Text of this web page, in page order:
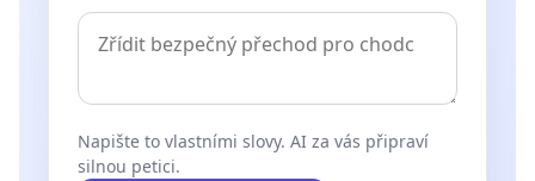
Napište to vlastními slovy. AI za vás připraví
silnou petici.